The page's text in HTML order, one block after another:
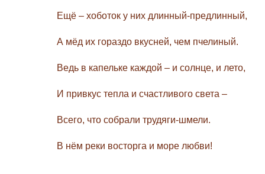
Ещё – хоботок у них длинный-предлинный,
А мёд их гораздо вкусней, чем пчелиный.
Ведь в капельке каждой – и солнце, и лето,
И привкус тепла и счастливого света –
Всего, что собрали трудяги-шмели.
В нём реки восторга и море любви!